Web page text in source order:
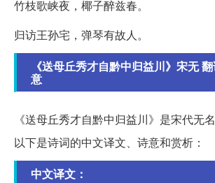
竹枝歌峡夜，椰子醉兹春。
归访王孙宅，弹琴有故人。
《送母丘秀才自黔中归益川》宋无
意
《送母丘秀才自黔中归益川》是宋代无
以下是诗词的中文译文、诗意和赏析：
中文译文：